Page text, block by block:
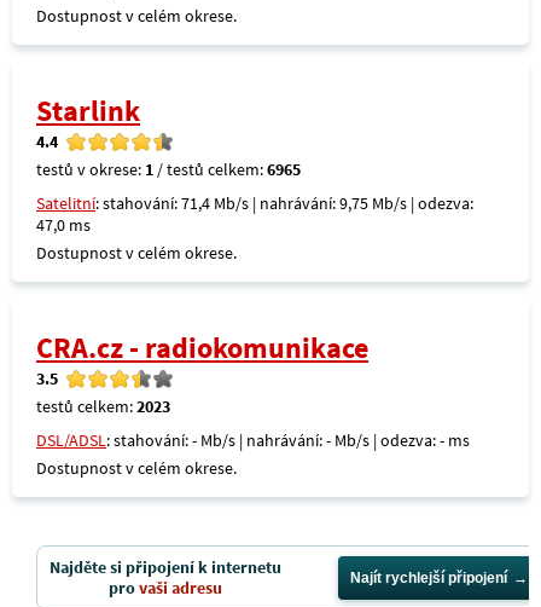
Dostupnost v celém okrese.
Starlink
4.4
testů v okrese: 1 / testů celkem:6965
Satelitní: stahování: 71,4 Mb/s | nahrávání: 9,75 Mb/s | odezva:
47,0 ms
Dostupnost v celém okrese.
CRA.cz - radiokomunikace
3.5
testů celkem:2023
DSL/ADSL: stahování: - Mb/s | nahrávání: - Mb/s | odezva: - ms
Dostupnost v celém okrese.
Najděte si připojení k internetu
provaši adresu Najít rychlejší připojení